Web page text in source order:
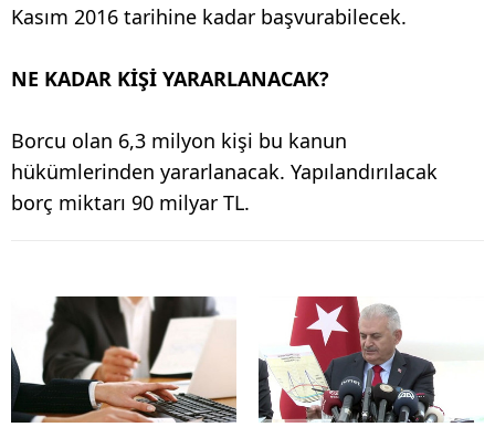
Kasım 2016 tarihine kadar başvurabilecek.
NE KADAR KİŞİ YARARLANACAK?
Borcu olan 6,3 milyon kişi bu kanun
hükümlerinden yararlanacak. Yapılandırılacak
borç miktarı 90 milyar TL.